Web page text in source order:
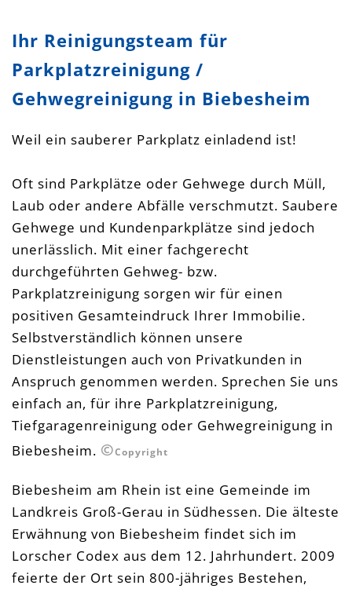
Ihr Reinigungsteam für
Parkplatzreinigung /
Gehwegreinigung in Biebesheim
Weil ein sauberer Parkplatz einladend ist!
Oft sind Parkplätze oder Gehwege durch Müll,
Laub oder andere Abfälle verschmutzt. Saubere
Gehwege und Kundenparkplätze sind jedoch
unerlässlich. Mit einer fachgerecht
durchgeführten Gehweg- bzw.
Parkplatzreinigung sorgen wir für einen
positiven Gesamteindruck Ihrer Immobilie.
Selbstverständlich können unsere
Dienstleistungen auch von Privatkunden in
Anspruch genommen werden. Sprechen Sie uns
einfach an, für ihre Parkplatzreinigung,
Tiefgaragenreinigung oder Gehwegreinigung in
Biebesheim. ©Copyright
Biebesheim am Rhein ist eine Gemeinde im
Landkreis Groß-Gerau in Südhessen. Die älteste
Erwähnung von Biebesheim findet sich im
Lorscher Codex aus dem 12. Jahrhundert. 2009
feierte der Ort sein 800-jähriges Bestehen,